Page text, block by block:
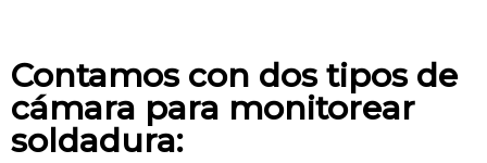
Contamos con dos tipos de
cámara para monitorear
soldadura: